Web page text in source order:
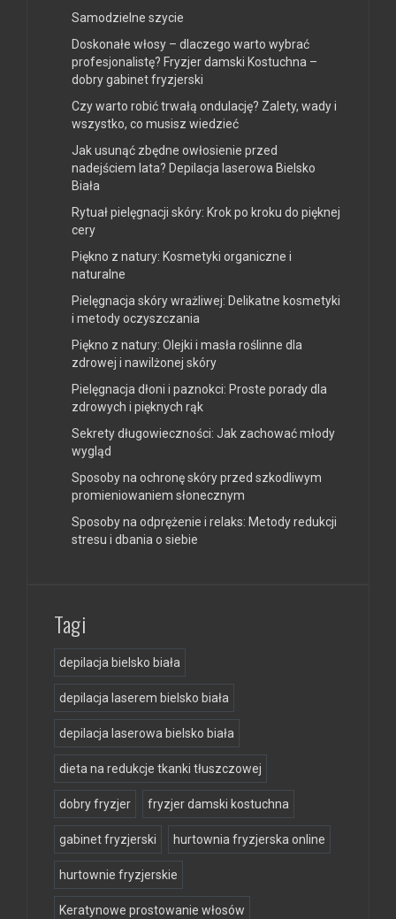
Samodzielne szycie
Doskonałe włosy – dlaczego warto wybrać
profesjonalistę? Fryzjer damski Kostuchna –
dobry gabinet fryzjerski
Czy warto robić trwałą ondulację? Zalety, wady i
wszystko, co musisz wiedzieć
Jak usunąć zbędne owłosienie przed
nadejściem lata? Depilacja laserowa Bielsko
Biała
Rytuał pielęgnacji skóry: Krok po kroku do pięknej
cery
Piękno z natury: Kosmetyki organiczne i
naturalne
Pielęgnacja skóry wrażliwej: Delikatne kosmetyki
i metody oczyszczania
Piękno z natury: Olejki i masła roślinne dla
zdrowej i nawilżonej skóry
Pielęgnacja dłoni i paznokci: Proste porady dla
zdrowych i pięknych rąk
Sekrety długowieczności: Jak zachować młody
wygląd
Sposoby na ochronę skóry przed szkodliwym
promieniowaniem słonecznym
Sposoby na odprężenie i relaks: Metody redukcji
stresu i dbania o siebie
Tagi
depilacja bielsko biała
depilacja laserem bielsko biała
depilacja laserowa bielsko biała
dieta na redukcje tkanki tłuszczowej
dobry fryzjer fryzjer damski kostuchna
gabinet fryzjerski hurtownia fryzjerska online
hurtownie fryzjerskie
Keratynowe prostowanie włosów